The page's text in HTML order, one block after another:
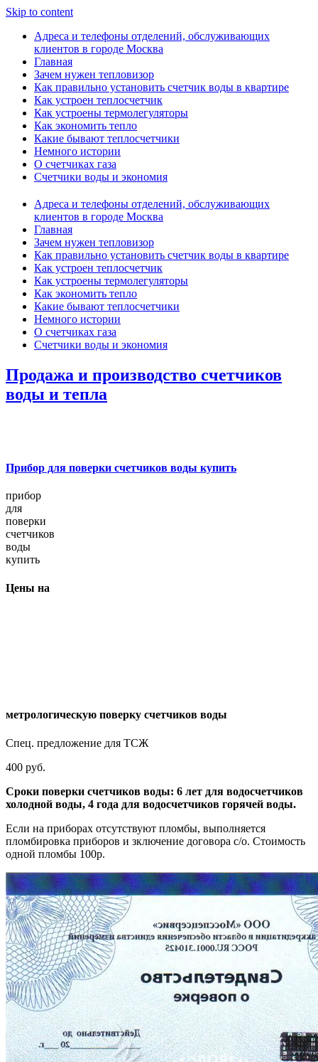
Skip to content
Адреса и телефоны отделений, обслуживающих
клиентов в городе Москва
Главная
Зачем нужен тепловизор
Как правильно установить счетчик воды в квартире
Как устроен теплосчетчик
Как устроены термолегуляторы
Как экономить тепло
Какие бывают теплосчетчики
Немного истории
О счетчиках газа
Счетчики воды и экономия
Адреса и телефоны отделений, обслуживающих
клиентов в городе Москва
Главная
Зачем нужен тепловизор
Как правильно установить счетчик воды в квартире
Как устроен теплосчетчик
Как устроены термолегуляторы
Как экономить тепло
Какие бывают теплосчетчики
Немного истории
О счетчиках газа
Счетчики воды и экономия
Продажа и производство счетчиков
воды и тепла
Прибор для поверки счетчиков воды купить
прибор
для
поверки
счетчиков
воды
купить
Цены на
метрологическую поверку счетчиков воды
Спец. предложение для ТСЖ
400 руб.
Сроки поверки счетчиков воды: 6 лет для водосчетчиков
холодной воды, 4 года для водосчетчиков горячей воды.
Если на приборах отсутствуют пломбы, выполняется
пломбировка приборов и зключение договора с/о. Стоимость
одной пломбы 100р.